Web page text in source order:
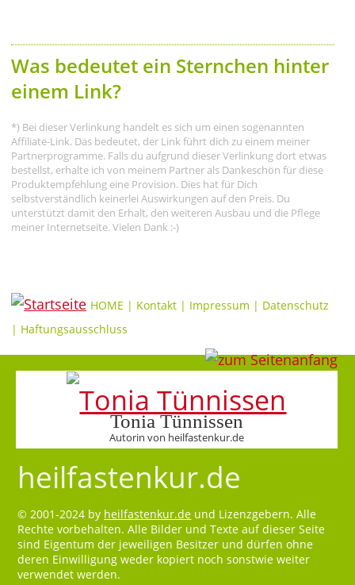
Was bedeutet ein Sternchen hinter
einem Link?
*) Bei dieser Verlinkung handelt es sich um einen sogenannten
Affiliate-Link. Das bedeutet, der Link führt dich zu einem meiner
Partnerprogramme. Falls du aufgrund dieser Verlinkung dort etwas
bestellst, erhalte ich von meinem Partner als Dankeschön für diese
Produktempfehlung eine Provision. Dies hat für Dich
selbstverständlich keinerlei Auswirkungen auf den Preis. Du
unterstützt damit den Erhalt, den weiteren Ausbau und die Pflege
meiner Internetseite. Vielen Dank :-)
HOME | Kontakt | Impressum | Datenschutz
| Haftungsausschluss
Tonia Tünnissen
Autorin von heilfastenkur.de
heilfastenkur.de
© 2001-2024 by heilfastenkur.de und Lizenzgebern. Alle
Rechte vorbehalten. Alle Bilder und Texte auf dieser Seite
sind Eigentum der jeweiligen Besitzer und dürfen ohne
deren Einwilligung weder kopiert noch sonstwie weiter
verwendet werden.